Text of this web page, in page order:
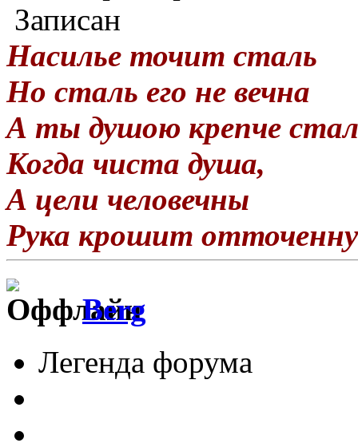
Записан
Насилье точит сталь
Но сталь его не вечна
А ты душою крепче
Когда чиста душа,
А цели человечны
Рука крошит
Berg
Легенда форума